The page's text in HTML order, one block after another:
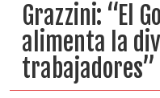
Grazzini: “El
alimenta la
trabajadores”